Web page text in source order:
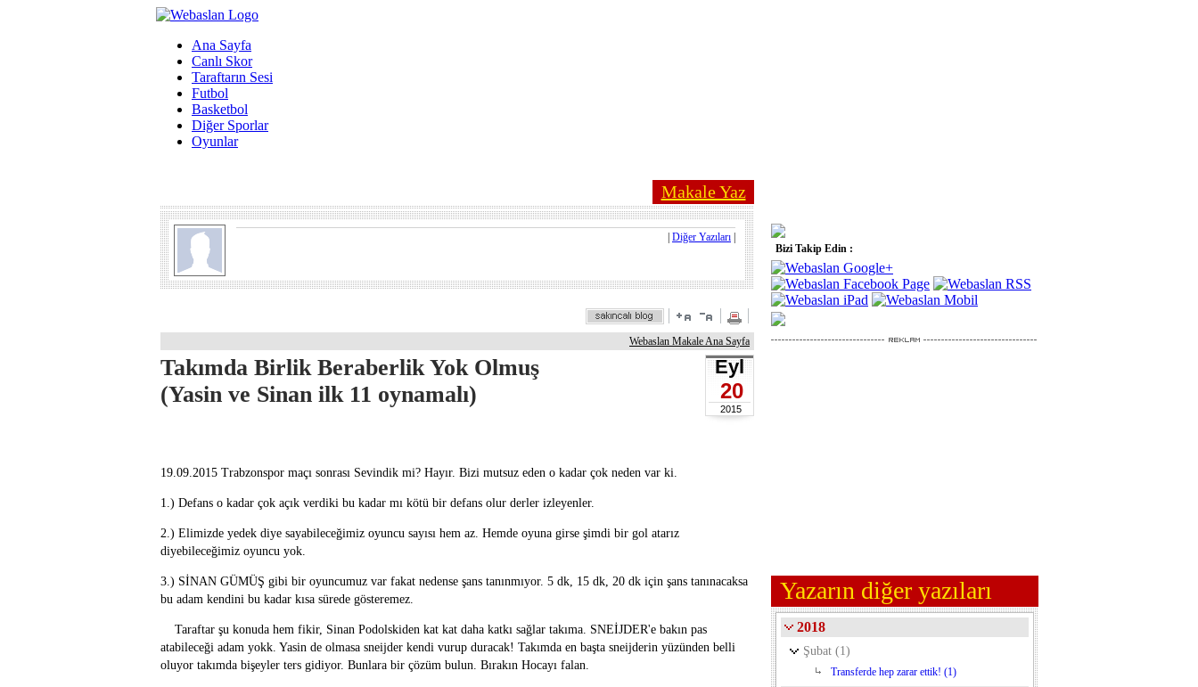
Ana Sayfa
Canlı Skor
Taraftarın Sesi
Futbol
Basketbol
Diğer Sporlar
Oyunlar
Makale Yaz
Diğer Yazıları
Webaslan Makale Ana Sayfa
Takımda Birlik Beraberlik Yok Olmuş
(Yasin ve Sinan ilk 11 oynamalı)
Eyl
20
2015
19.09.2015 Trabzonspor maçı sonrası Sevindik mi? Hayır. Bizi mutsuz eden o kadar çok neden var ki.
1.) Defans o kadar çok açık verdiki bu kadar mı kötü bir defans olur derler izleyenler.
2.) Elimizde yedek diye sayabileceğimiz oyuncu sayısı hem az. Hemde oyuna girse şimdi bir gol atarız
diyebileceğimiz oyuncu yok.
3.) SİNAN GÜMÜŞ gibi bir oyuncumuz var fakat nedense şans tanınmıyor. 5 dk, 15 dk, 20 dk için şans tanınacaksa
bu adam kendini bu kadar kısa sürede gösteremez.
Taraftar şu konuda hem fikir, Sinan Podolskiden kat kat daha katkı sağlar takıma. SNEİJDER'e bakın pas
atabileceği adam yokk. Yasin de olmasa sneijder kendi vurup duracak! Takımda en başta sneijderin yüzünden belli
oluyor takımda bişeyler ters gidiyor. Bunlara bir çözüm bulun. Bırakın Hocayı falan.
Bizi Takip Edin :
Yazarın diğer yazıları
2018
Şubat (1)
Transferde hep zarar ettik! (1)